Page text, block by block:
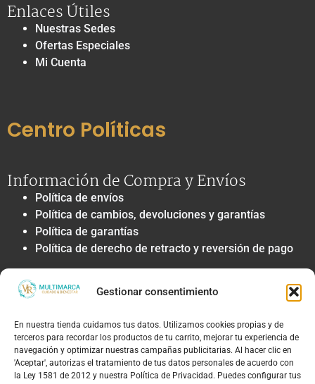
Gestionar consentimiento
En nuestra tienda cuidamos tus datos. Utilizamos cookies propias y de
terceros para recordar los productos de tu carrito, mejorar tu experiencia de
navegación y optimizar nuestras campañas publicitarias. Al hacer clic en
'Aceptar', autorizas el tratamiento de tus datos personales de acuerdo con
la Ley 1581 de 2012 y nuestra Política de Privacidad. Puedes configurar tus
Enlaces Útiles
Nuestras Sedes
Ofertas Especiales
Mi Cuenta
Centro Políticas
Información de Compra y Envíos
Política de envíos
Política de cambios, devoluciones y garantías
Política de garantías
Política de derecho de retracto y reversión de pago
Privacidad y Tratamiento de Datos
Política de privacidad y tratamiento de datos
Autorización de contacto, marketing y
comunicaciones comerciales
Política de cookies